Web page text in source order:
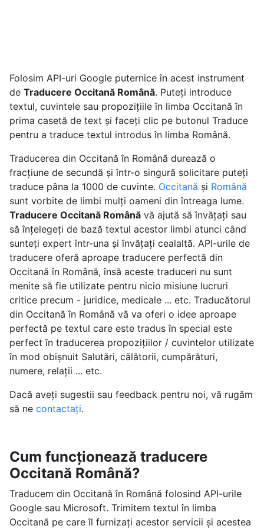
Folosim API-uri Google puternice în acest instrument
de Traducere Occitană Română. Puteți introduce
textul, cuvintele sau propozițiile în limba Occitană în
prima casetă de text și faceți clic pe butonul Traduce
pentru a traduce textul introdus în limba Română.
Traducerea din Occitană în Română durează o
fracțiune de secundă și într-o singură solicitare puteți
traduce pâna la 1000 de cuvinte. Occitană și Română
sunt vorbite de limbi mulți oameni din întreaga lume.
Traducere Occitană Românăvă ajută să învățați sau
să înțelegeți de bază textul acestor limbi atunci când
sunteți expert într-una și învățați cealaltă. API-urile de
traducere oferă aproape traducere perfectă din
Occitană în Română, însă aceste traduceri nu sunt
menite să fie utilizate pentru nicio misiune lucruri
critice precum - juridice, medicale ... etc. Traducătorul
din Occitană în Română vă va oferi o idee aproape
perfectă pe textul care este tradus în special este
perfect în traducerea propozițiilor / cuvintelor utilizate
în mod obișnuit Salutări, călătorii, cumpărături,
numere, relații ... etc.
Dacă aveți sugestii sau feedback pentru noi, vă rugăm
să ne contactați.
Cum funcționează traducere
Occitană Română?
Traducem din Occitană în Română folosind API-urile
Google sau Microsoft. Trimitem textul în limba
Occitană pe care îl furnizați acestor servicii și acestea